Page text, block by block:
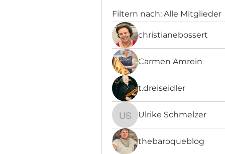
Filtern nach: Alle Mitglieder
christianebossert
Carmen Amrein
t.dreiseidler
Ulrike Schmelzer
Ulrike Schmelzer
thebaroqueblog